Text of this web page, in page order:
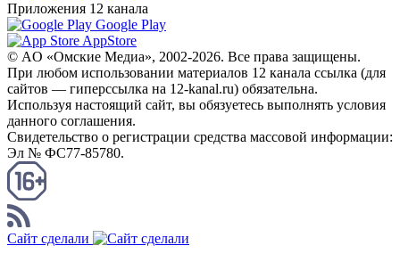
Приложения 12 канала
Google Play
AppStore
© AO «Омские Медиа», 2002-2026. Все права защищены.
При любом использовании материалов 12 канала ссылка (для
сайтов — гиперссылка на 12-kanal.ru) обязательна.
Используя настоящий сайт, вы обязуетесь выполнять условия
данного соглашения.
Свидетельство о регистрации средства массовой информации:
Эл № ФС77-85780.
Сайт сделали